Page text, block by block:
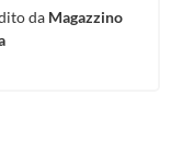
da Magazzino